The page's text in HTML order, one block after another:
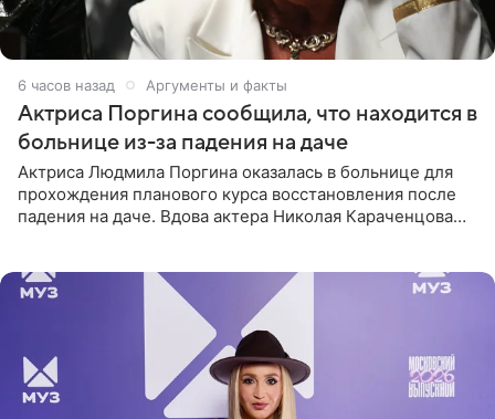
6 часов назад Аргументы и факты
Актриса Поргина сообщила, что находится в
больнице из-за падения на даче
Актриса Людмила Поргина оказалась в больнице для
прохождения планового курса восстановления после
падения на даче. Вдова актера Николая Караченцова